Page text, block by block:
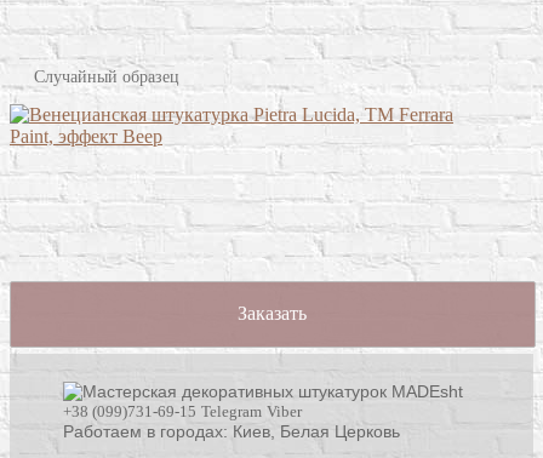
Случайный образец
Заказать
+38 (099)731-69-15 Telegram Viber
Работаем в городах: Киев, Белая Церковь